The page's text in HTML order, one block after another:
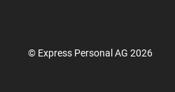
bern@expresspersonal.ch
+49 30 700 140 340
© Express Personal AG 2026